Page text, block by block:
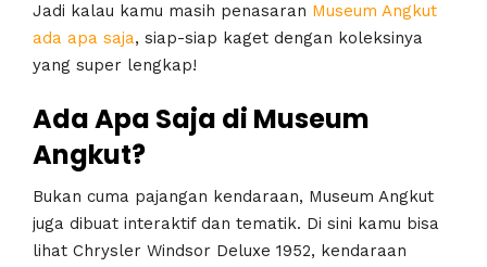
Jadi kalau kamu masih penasaran Museum Angkut
ada apa saja, siap-siap kaget dengan koleksinya
yang super lengkap!
Ada Apa Saja di Museum
Angkut?
Bukan cuma pajangan kendaraan, Museum Angkut
juga dibuat interaktif dan tematik. Di sini kamu bisa
lihat Chrysler Windsor Deluxe 1952, kendaraan